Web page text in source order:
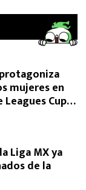
mujeres en
Cup
Liga MX ya
de la